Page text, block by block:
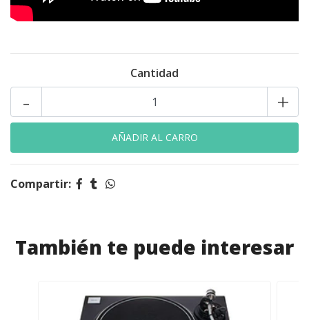
Cantidad
+
-
Compartir:
También te puede interesar